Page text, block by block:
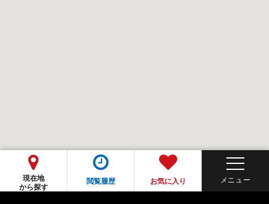
現在地
から探す
閲覧履歴 お気に入り